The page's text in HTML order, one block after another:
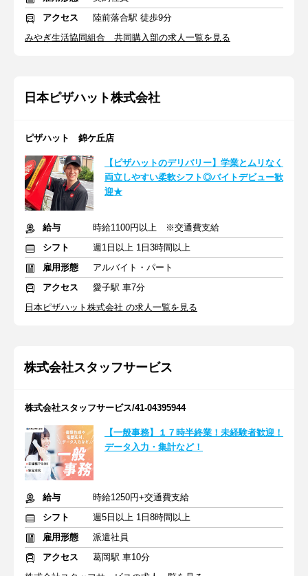
アクセス
陸前落合駅 徒歩9分
みやぎ生活協同組合 共同購入部の求人一覧を見る
日本ピザハット株式会社
ピザハット 錦ケ丘店
【ピザハットのデリバリー】学業とムリなく
両立しやすい柔軟シフト◎バイトデビュー歓
迎★
給与
時給1100円以上 ※交通費支給
シフト
週1日以上 1日3時間以上
雇用形態
アルバイト・パート
アクセス
愛子駅 車7分
日本ピザハット株式会社 の求人一覧を見る
株式会社スタッフサービス
株式会社スタッフサービス/41-04395944
【一般事務】１７時半終業！未経験者歓迎！
データ入力・集計など！
給与
時給1250円+交通費支給
シフト
週5日以上 1日8時間以上
雇用形態
派遣社員
アクセス
葛岡駅 車10分